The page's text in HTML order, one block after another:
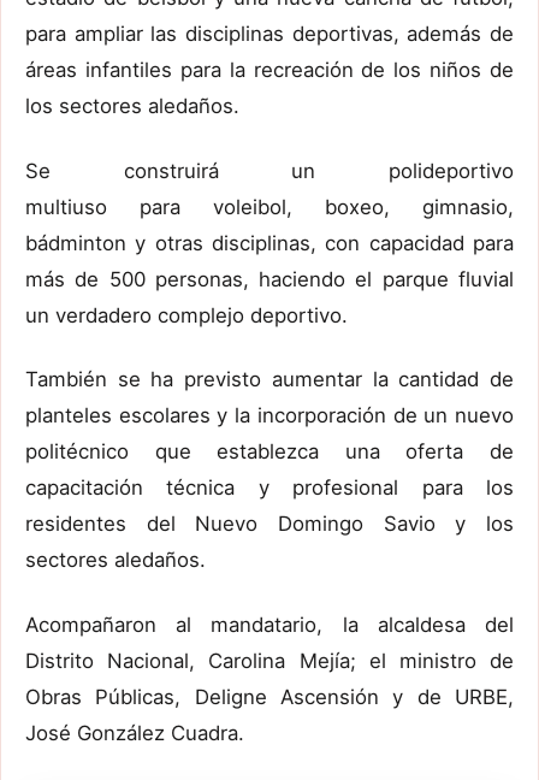
para ampliar las disciplinas deportivas, además de
áreas infantiles para la recreación de los niños de
los sectores aledaños.
Se construirá un polideportivo
multiuso para voleibol, boxeo, gimnasio,
bádminton y otras disciplinas, con capacidad para
más de 500 personas, haciendo el parque fluvial
un verdadero complejo deportivo.
También se ha previsto aumentar la cantidad de
planteles escolares y la incorporación de un nuevo
politécnico que establezca una oferta de
capacitación técnica y profesional para los
residentes del Nuevo Domingo Savio y los
sectores aledaños.
Acompañaron al mandatario, la alcaldesa del
Distrito Nacional, Carolina Mejía; el ministro de
Obras Públicas, Deligne Ascensión y de URBE,
José González Cuadra.